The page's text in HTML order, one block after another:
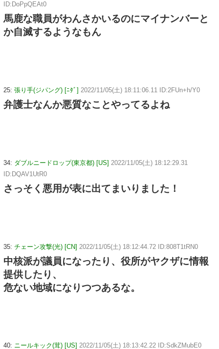
ID:DoPpQEAt0
馬鹿な職員がわんさかいるのにマイナンバーと
か自滅するようなもん
25: 張り手(ジパング) [ﾆﾀﾞ] 2022/11/05(土) 18:11:06.11 ID:2FUn+h/Y0
弁護士なんか悪質なことやってるよね
34: ダブルニードロップ(東京都) [US] 2022/11/05(土) 18:12:29.31
ID:DQAV1UtR0
さっそく悪用が表に出てまいりました！
35: チェーン攻撃(光) [CN] 2022/11/05(土) 18:12:44.72 ID:808T1tRN0
中核派が議員になったり、役所がヤクザに情報
提供したり、
危ない地域になりつつあるな。
40: ニールキック(茸) [US] 2022/11/05(土) 18:13:42.22 ID:SdkZMubE0